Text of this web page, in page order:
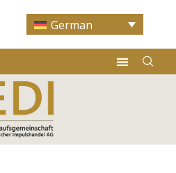
German
Menü